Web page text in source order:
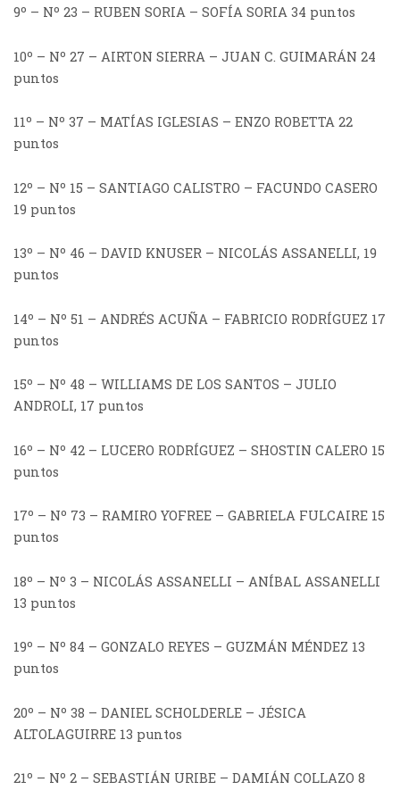
9º – Nº 23 – RUBEN SORIA – SOFÍA SORIA 34 puntos
10º – Nº 27 – AIRTON SIERRA – JUAN C. GUIMARÁN 24
puntos
11º – Nº 37 – MATÍAS IGLESIAS – ENZO ROBETTA 22
puntos
12º – Nº 15 – SANTIAGO CALISTRO – FACUNDO CASERO
19 puntos
13º – Nº 46 – DAVID KNUSER – NICOLÁS ASSANELLI, 19
puntos
14º – Nº 51 – ANDRÉS ACUÑA – FABRICIO RODRÍGUEZ 17
puntos
15º – Nº 48 – WILLIAMS DE LOS SANTOS – JULIO
ANDROLI, 17 puntos
16º – Nº 42 – LUCERO RODRÍGUEZ – SHOSTIN CALERO 15
puntos
17º – Nº 73 – RAMIRO YOFREE – GABRIELA FULCAIRE 15
puntos
18º – Nº 3 – NICOLÁS ASSANELLI – ANÍBAL ASSANELLI
13 puntos
19º – Nº 84 – GONZALO REYES – GUZMÁN MÉNDEZ 13
puntos
20º – Nº 38 – DANIEL SCHOLDERLE – JÉSICA
ALTOLAGUIRRE 13 puntos
21º – Nº 2 – SEBASTIÁN URIBE – DAMIÁN COLLAZO 8